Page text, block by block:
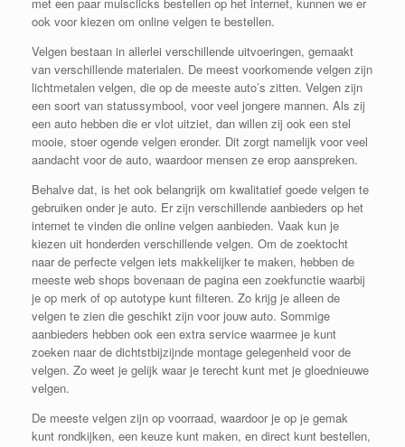
ook voor kiezen om online velgen te bestellen.
Velgen bestaan in allerlei verschillende uitvoeringen, gemaakt
van verschillende materialen. De meest voorkomende velgen zijn
lichtmetalen velgen, die op de meeste auto’s zitten. Velgen zijn
een soort van statussymbool, voor veel jongere mannen. Als zij
een auto hebben die er vlot uitziet, dan willen zij ook een stel
mooie, stoer ogende velgen eronder. Dit zorgt namelijk voor veel
aandacht voor de auto, waardoor mensen ze erop aanspreken.
Behalve dat, is het ook belangrijk om kwalitatief goede velgen te
gebruiken onder je auto. Er zijn verschillende aanbieders op het
internet te vinden die online velgen aanbieden. Vaak kun je
kiezen uit honderden verschillende velgen. Om de zoektocht
naar de perfecte velgen iets makkelijker te maken, hebben de
meeste web shops bovenaan de pagina een zoekfunctie waarbij
je op merk of op autotype kunt filteren. Zo krijg je alleen de
velgen te zien die geschikt zijn voor jouw auto. Sommige
aanbieders hebben ook een extra service waarmee je kunt
zoeken naar de dichtstbijzijnde montage gelegenheid voor de
velgen. Zo weet je gelijk waar je terecht kunt met je gloednieuwe
velgen.
De meeste velgen zijn op voorraad, waardoor je op je gemak
kunt rondkijken, een keuze kunt maken, en direct kunt bestellen,